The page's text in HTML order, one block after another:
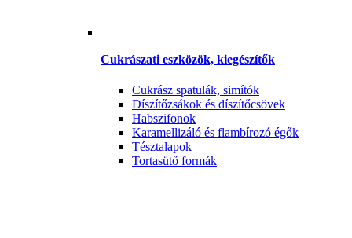
Cukrászati eszközök, kiegészítők
Cukrász spatulák, simítók
Díszítőzsákok és díszítőcsövek
Habszifonok
Karamellizáló és flambírozó égők
Tésztalapok
Tortasütő formák